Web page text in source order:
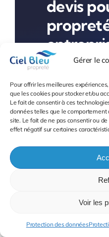
Gérer le
Pour offrir les meilleures
que les cookies pour stocker et/ou
Le fait de consentir à ces
données telles que le comportement
site. Le fait de ne pas consentir ou
effet négatif sur certaines
Voir les
Protection des données
devis
votre
ou de
Info et
Appelez-